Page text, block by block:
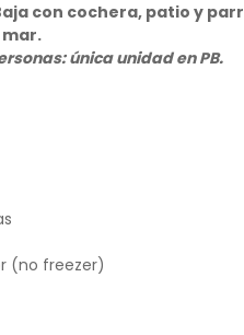
con cochera, patio y
mar.
única unidad en PB.
(no freezer)